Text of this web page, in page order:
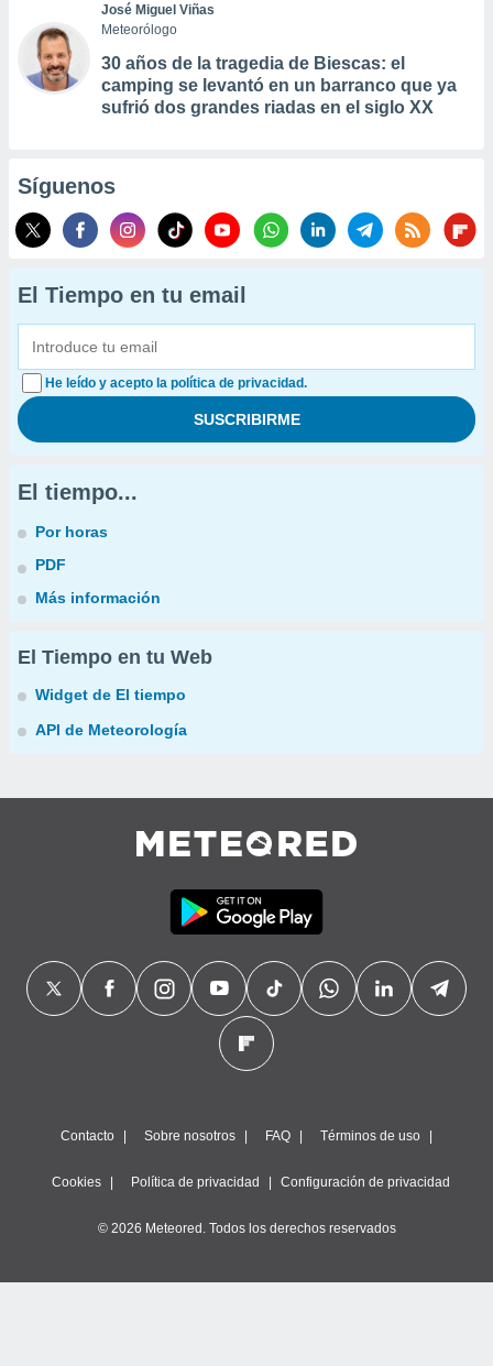
José Miguel Viñas
Meteorólogo
30 años de la tragedia de Biescas: el
camping se levantó en un barranco que ya
sufrió dos grandes riadas en el siglo XX
Síguenos
El Tiempo en tu email
He leído y acepto la política de privacidad.
El tiempo...
Por horas
PDF
Más información
El Tiempo en tu Web
Widget de El tiempo
API de Meteorología
Contacto Sobre nosotros FAQ Términos de uso
Cookies Política de privacidad Configuración de privacidad
© 2026 Meteored. Todos los derechos reservados